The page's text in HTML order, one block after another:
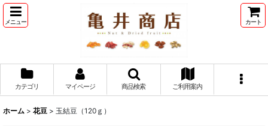
メニュー カート
カテゴリ マイページ 商品検索 ご利用案内
ホーム > 花豆 > 玉結豆（120ｇ）